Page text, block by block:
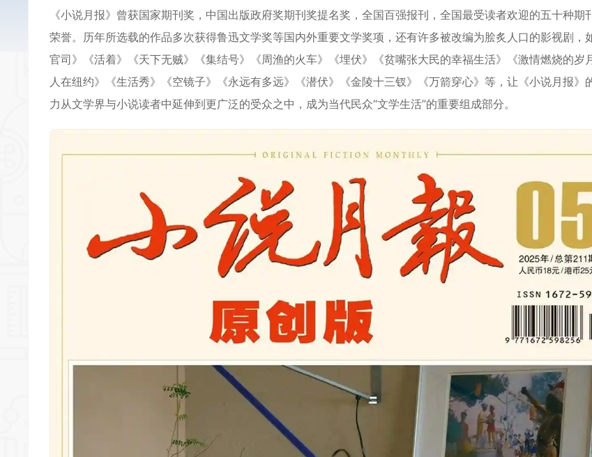
《小说月报》曾获国家期刊奖，中国出版政府奖期刊奖提名奖，全国百强报刊，全国最受读者欢迎的五十种期
荣誉。历年所选载的作品多次获得鲁迅文学奖等国内外重要文学奖项，还有许多被改编为脍炙人口的影视剧，
官司》《活着》《天下无贼》《集结号》《周渔的火车》《埋伏》《贫嘴张大民的幸福生活》《激情燃烧的岁
人在纽约》《生活秀》《空镜子》《永远有多远》《潜伏》《金陵十三钗》《万箭穿心》等，让《小说月报》
力从文学界与小说读者中延伸到更广泛的受众之中，成为当代民众“文学生活”的重要组成部分。